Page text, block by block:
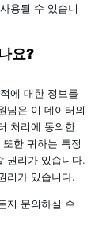
용될 수 있습니
요?
에 대한 정보를
님은 이 데이터의
처리에 동의한
한 귀하는 특정
권리가 있습니다.
리가 있습니다.
지 문의하실 수